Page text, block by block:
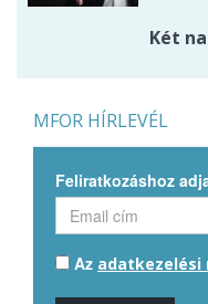
Két
MFOR HÍRLEVÉL
Feliratkozáshoz
Az